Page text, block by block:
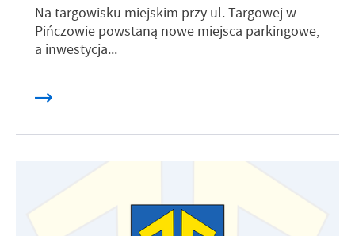
Na targowisku miejskim przy ul. Targowej w
Pińczowie powstaną nowe miejsca parkingowe,
a inwestycja...